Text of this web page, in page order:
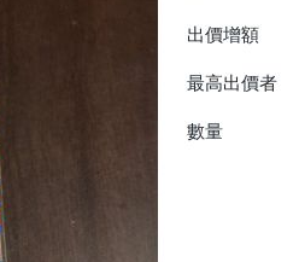
出價增額
最高出價者
數量